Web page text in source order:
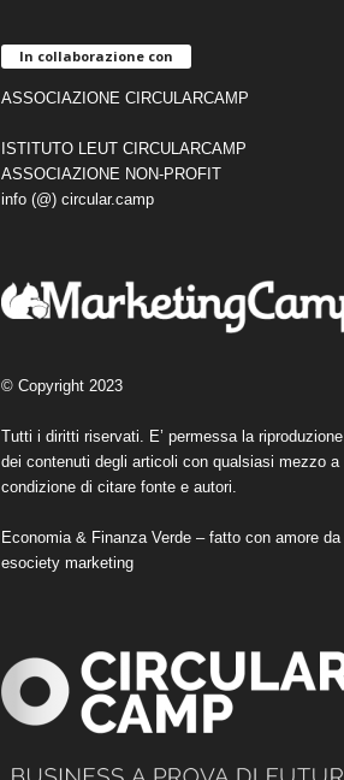
In collaborazione con
ASSOCIAZIONE CIRCULARCAMP
ISTITUTO LEUT CIRCULARCAMP
ASSOCIAZIONE NON-PROFIT
info (@) circular.camp
© Copyright 2023
Tutti i diritti riservati. E’ permessa la riproduzione
dei contenuti degli articoli con qualsiasi mezzo a
condizione di citare fonte e autori.
Economia & Finanza Verde – fatto con amore da
esociety marketing